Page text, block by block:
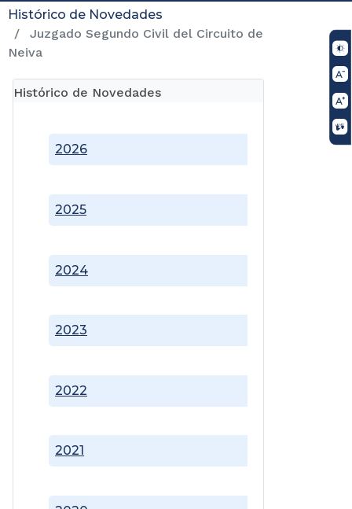
Histórico de Novedades
Juzgado Segundo Civil del Circuito de
Neiva
Histórico de Novedades
2021
2022
2023
2024
2025
2026